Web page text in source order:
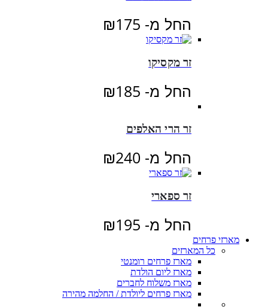
החל מ- ₪175
זר מקסיקו
החל מ- ₪185
זר הרי האלפים
החל מ- ₪240
זר ספארי
החל מ- ₪195
מארזי פרחים
כל המארזים
מארז פרחים רומנטי
מארז ליום הולדת
מארז משלוח לחברים
מארז פרחים ליולדת / החלמה מהירה